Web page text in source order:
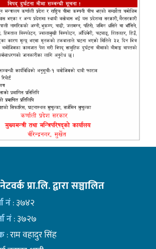
प्रा.लि. द्वारा सञ्चालित
नं: ३७४२
नं: ३७२७
: राम वहादुर सिंह